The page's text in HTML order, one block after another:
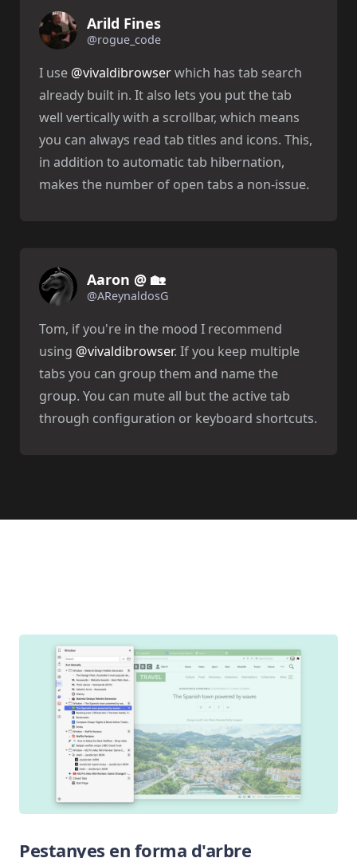
Arild Fines
@rogue_code
I use @vivaldibrowserwhich has tab search
already built in. It also lets you put the tab
well vertically with a scrollbar, which means
you can always read tab titles and icons. This,
in addition to automatic tab hibernation,
makes the number of open tabs a non-issue.
Aaron @ 🏡
@AReynaldosG
Tom, if you're in the mood I recommend
using @vivaldibrowser. If you keep multiple
tabs you can group them and name the
group. You can mute all but the active tab
through configuration or keyboard shortcuts.
Pestanyes en forma d'arbre